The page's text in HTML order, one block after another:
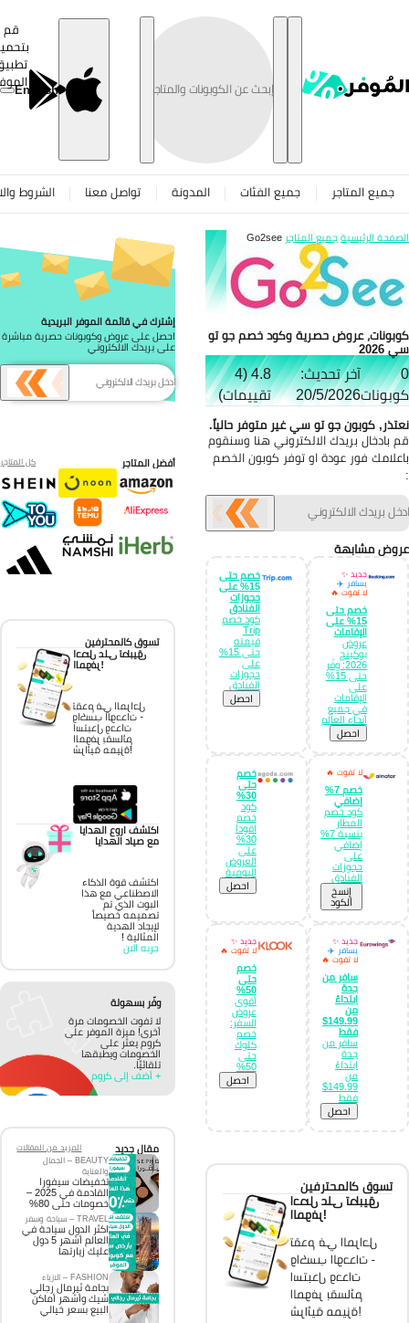
قم
بتحميل
تطبيق
الموفرEnglish
جميع المتاجر جميع الفئات المدونة تواصل معنا الشروط
عروض حصرية وكود خصم جو تو
آخر تحديث:
20/5/2026
4.8 (4
تقييمات)
كوبون جو تو سي غير متوفر حالياً.
بادخال بريدك الالكتروني هنا وسنقوم
فور عودة او توفر كوبون الخصم
مشابهة
جديد ✨
يسافر ✈️
لا تفوت 🔥
خصم حتى
15% على
الإقامات
عروض
بوكينج
2026: وفّر
حتى 15%
على
الإقامات
في جميع
أنحاء العالم
احصل
خصم حتى
15% على
حجوزات
الفنادق
كود خصم
Trip
قيمته
حتى 15%
على
حجوزات
الفنادق
احصل
لا تفوت 🔥
خصم 7%
إضافي
كود خصم
المطار
بنسبة 7%
إضافي
على
حجوزات
الفنادق
إِنسخ
الكود
خصم
حتى
30%
كود
خصم
اقودا
30%
على
العروض
اليومية
احصل
جديد ✨
يسافر ✈️
لا تفوت 🔥
سافر من
جدة
ابتداءً
من
149.99$
فقط
سافر من
جدة
ابتداءً
من
149.99$
فقط
احصل
جديد ✨
لا تفوت 🔥
خصم
حتى
50%
أقوى
عروض
السفر:
خصم
كلوك
حتى
50%
احصل
الرئيسيةجميع المتاجرGo2see
تسوق كالمحترفين
احصل على تطبيق
الموفر!
تقدم في المراحل
واكسب الوحدات -
استبدل وحدات
الموفر بقسائم
شرائية مميزة!
إشترك في قائمة الموفر البريدية
احصل على عروض وكوبونات حصرية مباشرة
على بريدك الالكتروني
أفضل المتاجر كل المتاجر
تسوق كالمحترفين
احصل على تطبيق
الموفر!
تقدم في المراحل
واكسب الوحدات -
استبدل وحدات
الموفر بقسائم
شرائية مميزة!
اكتشف اروع الهدايا
مع صياد الهدايا
اكتشف قوة الذكاء
الاصطناعي مع هذا
البوت الذي تم
تصميمه خصيصاً
لإيجاد الهدية
المثالية !
جربه الان
وفّر بسهولة
لا تفوت الخصومات مرة
أخرى! ميزة الموفر على
كروم يعثر على
الخصومات ويطبقها
تلقائيًا.
+ أضف إلى كروم
مقال جديد
المزيد من المقالات
BEAUTY – الجمال
والعناية
تخفيضات سيفورا
القادمة في 2025 –
خصومات حتى 80%
TRAVEL – سياحة وسفر
اكثر الدول سياحة في
العالم أشهر 5 دول
عليك زيارتها
FASHION – الازياء
بجامة ثيرمال رجالي
شيك وأشهر أماكن
البيع بسعر خيالي